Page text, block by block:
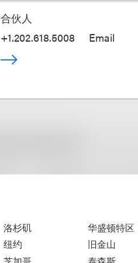
合伙人
+1.202.618.5008
Email
洛杉矶
纽约
华盛顿特区
旧金山